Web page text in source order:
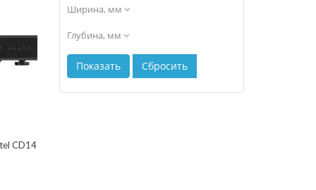
Ширина, мм
Глубина, мм
CD14